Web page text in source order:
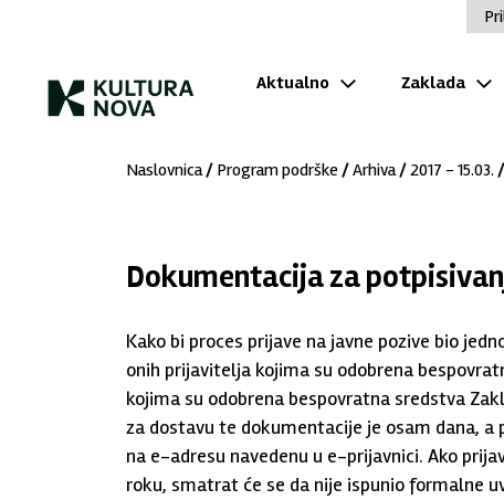
Aktualno Zaklada
Naslovnica/ Program podrške /Arhiva/2017 - 15.03. /
Dokumentacija za
Kako bi proces prijave na javne pozive bio
onih prijavitelja kojima su odobrena
kojima su odobrena bespovratna sredstva
za dostavu te dokumentacije je osam dana,
na e-adresu navedenu u e-prijavnici. Ako
roku, smatrat će se da nije ispunio formalne